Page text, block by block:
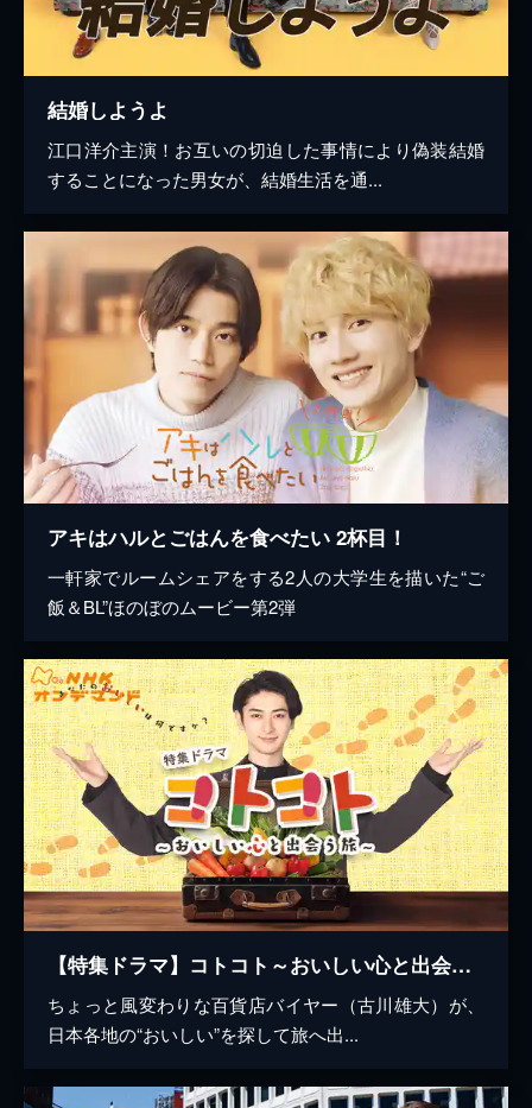
結婚しようよ
江口洋介主演！お互いの切迫した事情により偽装結婚
することになった男女が、結婚生活を通...
アキはハルとごはんを食べたい 2杯目！
一軒家でルームシェアをする2人の大学生を描いた“ご
飯＆BL”ほのぼのムービー第2弾
【特集ドラマ】コトコト～おいしい心と出会う旅～
ちょっと風変わりな百貨店バイヤー（古川雄大）が、
日本各地の“おいしい”を探して旅へ出...